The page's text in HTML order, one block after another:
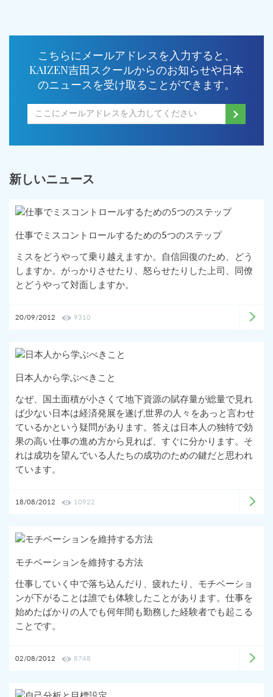
こちらにメールアドレスを入力すると、
KAIZEN吉田スクールからのお知らせや日本
のニュースを受け取ることができます。
新しいニュース
仕事でミスコントロールするための5つのステップ
ミスをどうやって乗り越えますか。自信回復のため、どう
しますか。がっかりさせたり、怒らせたりした上司、同僚
とどうやって対面しますか。
20/09/2012 9310
日本人から学ぶべきこと
なぜ、国土面積が小さくて地下資源の賦存量が総量で見れ
ば少ない日本は経済発展を遂げ,世界の人々をあっと言わせ
ているかという疑問があります。答えは日本人の独特で効
果の高い仕事の進め方から見れば、すぐに分かります。そ
れは成功を望んでいる人たちの成功のための鍵だと思われ
ています。
18/08/2012 10922
モチベーションを維持する方法
仕事していく中で落ち込んだり、疲れたり、モチベーショ
ンが下がることは誰でも体験したことがあります。仕事を
始めたばかりの人でも何年間も勤務した経験者でも起こる
ことです。
02/08/2012 8748